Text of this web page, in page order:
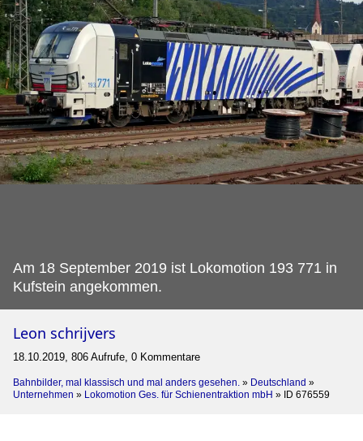
Am 18 September 2019 ist Lokomotion 193 771 in
Kufstein angekommen.
Leon schrijvers
18.10.2019, 806 Aufrufe, 0 Kommentare
Bahnbilder, mal klassisch und mal anders gesehen. » Deutschland »
Unternehmen » Lokomotion Ges. für Schienentraktion mbH » ID 676559